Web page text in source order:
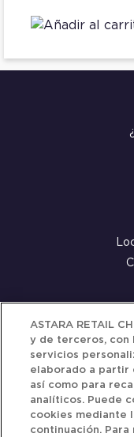
ASTARA RETAIL
y de terceros, con
servicios
elaborado a partir
así como para
analíticos. Puede
cookies mediante
continuación.